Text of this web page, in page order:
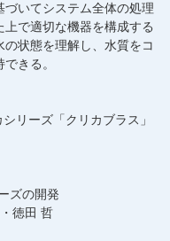
いてシステム全体の処理
で適切な機器を構成する
状態を理解し、水質をコ
きる。
リーズ「クリカブラス」
ズの開発
徳田 哲